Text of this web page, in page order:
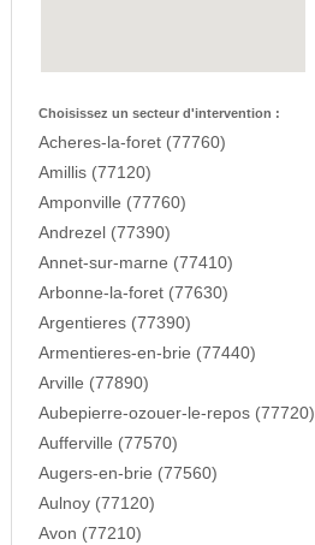
Choisissez un secteur d'intervention :
Acheres-la-foret (77760)
Amillis (77120)
Amponville (77760)
Andrezel (77390)
Annet-sur-marne (77410)
Arbonne-la-foret (77630)
Argentieres (77390)
Armentieres-en-brie (77440)
Arville (77890)
Aubepierre-ozouer-le-repos (77720)
Aufferville (77570)
Augers-en-brie (77560)
Aulnoy (77120)
Avon (77210)